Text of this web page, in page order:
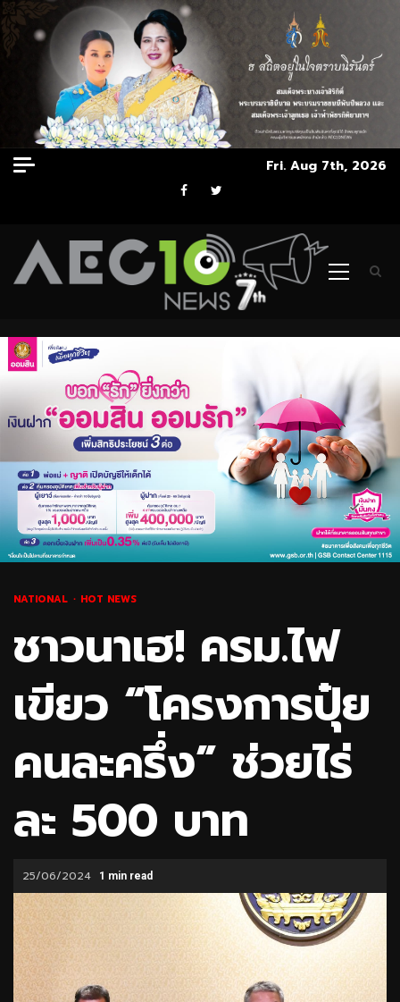
Skip
to
Fri. Aug 7th, 2026
Facebook
Twitter
Primary
NATIONAL HOT NEWS
ชาวนาเฮ! ครม.ไฟ
เขียว “โครงการปุ๋ย
คนละครึ่ง” ช่วยไร่
ละ 500 บาท
25/06/2024 1 min read